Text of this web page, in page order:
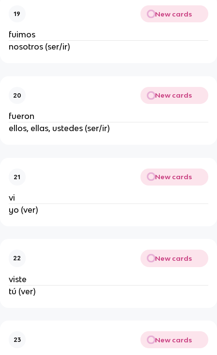
19 New cards
fuimos
nosotros (ser/ir)
20 New cards
fueron
ellos, ellas, ustedes (ser/ir)
21 New cards
vi
yo (ver)
22 New cards
viste
tú (ver)
23 New cards